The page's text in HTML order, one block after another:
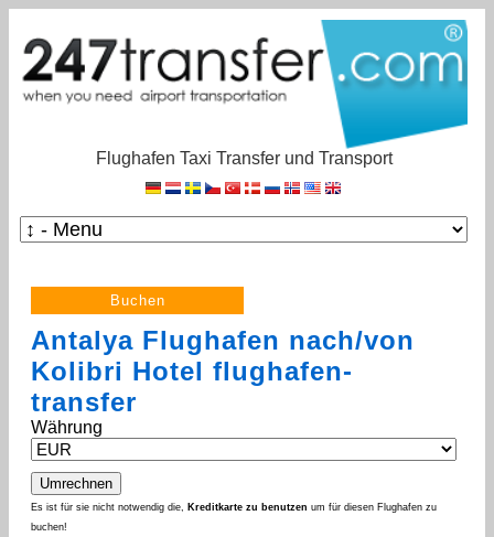
Flughafen Taxi Transfer und Transport
Antalya Flughafen nach/von
Kolibri Hotel flughafen-
transfer
Währung
Es ist für sie nicht notwendig die, Kreditkarte zu benutzen um für diesen Flughafen zu
buchen!